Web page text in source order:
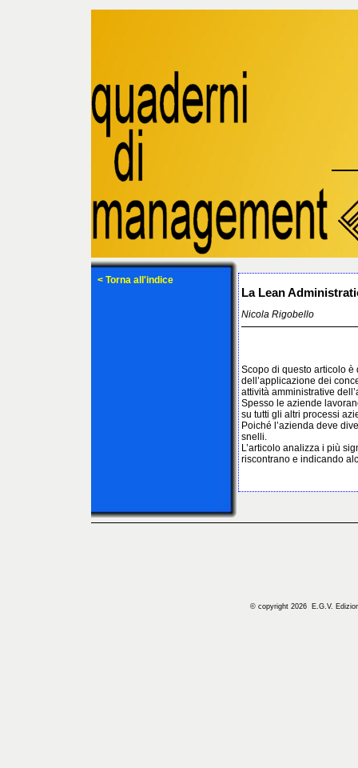
< Torna all'indice
La Lean
Nicola Rigobello
Scopo di questo articolo è
dell’applicazione dei
attività amministrative
Spesso le aziende
su tutti gli altri processi
Poiché l’azienda deve
snelli.
L’articolo analizza i più
riscontrano e indicando
© copyright 2026 E.G.V.